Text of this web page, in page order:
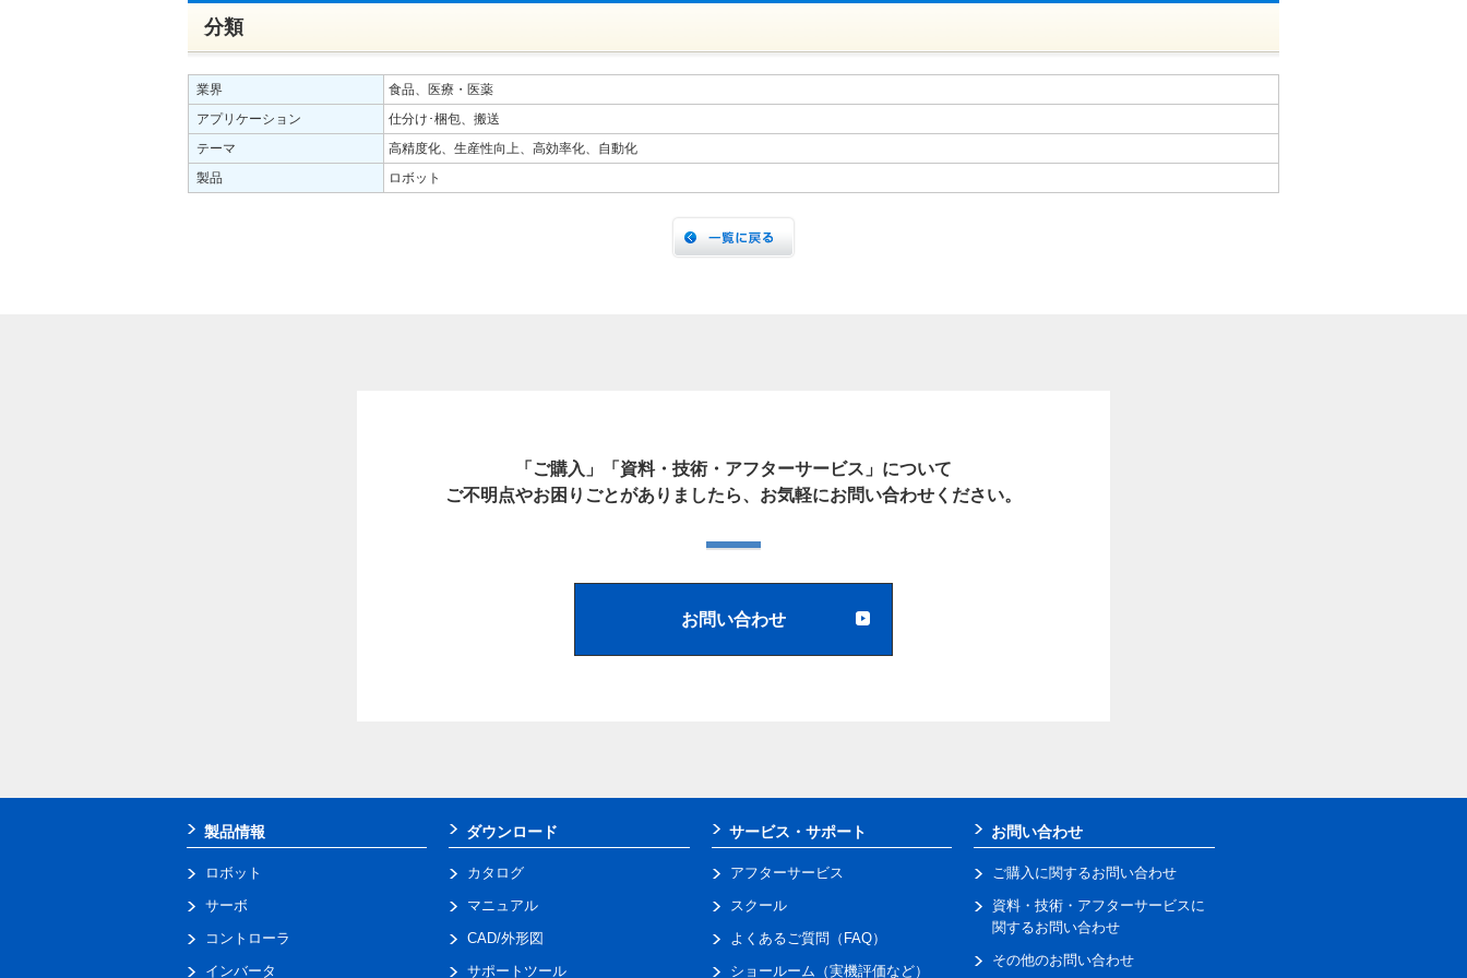
分類
業界
食品、医療・医薬
アプリケーション
仕分け･梱包、搬送
テーマ
高精度化、生産性向上、高効率化、自動化
製品
ロボット
「ご購入」「資料・技術・アフターサービス」について
ご不明点やお困りごとがありましたら、お気軽にお問い合わせください。
お問い合わせ
製品情報
ロボット
サーボ
コントローラ
インバータ
ダウンロード
カタログ
マニュアル
CAD/外形図
サポートツール
サービス・サポート
アフターサービス
スクール
よくあるご質問（FAQ）
ショールーム（実機評価など）
お問い合わせ
ご購入に関するお問い合わせ
資料・技術・アフターサービスに
関するお問い合わせ
その他のお問い合わせ